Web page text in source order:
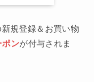
規登録＆お買い物
ポンが付与されま